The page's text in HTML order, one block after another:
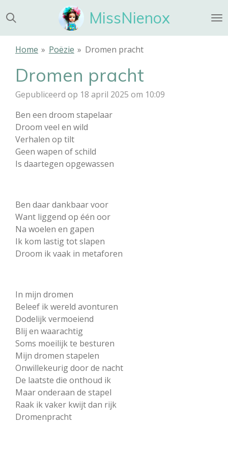
direct
naar
MissNienox
Home » Poëzie » Dromen pracht
Dromen pracht
Gepubliceerd op 18 april 2025 om 10:09
Ben een droom stapelaar
Droom veel en wild
Verhalen op tilt
Geen wapen of schild
Is daartegen opgewassen
Ben daar dankbaar voor
Want liggend op één oor
Na woelen en gapen
Ik kom lastig tot slapen
Droom ik vaak in metaforen
In mijn dromen
Beleef ik wereld avonturen
Dodelijk vermoeiend
Blij en waarachtig
Soms moeilijk te besturen
Mijn dromen stapelen
Onwillekeurig door de nacht
De laatste die onthoud ik
Maar onderaan de stapel
Raak ik vaker kwijt dan rijk
Dromenpracht